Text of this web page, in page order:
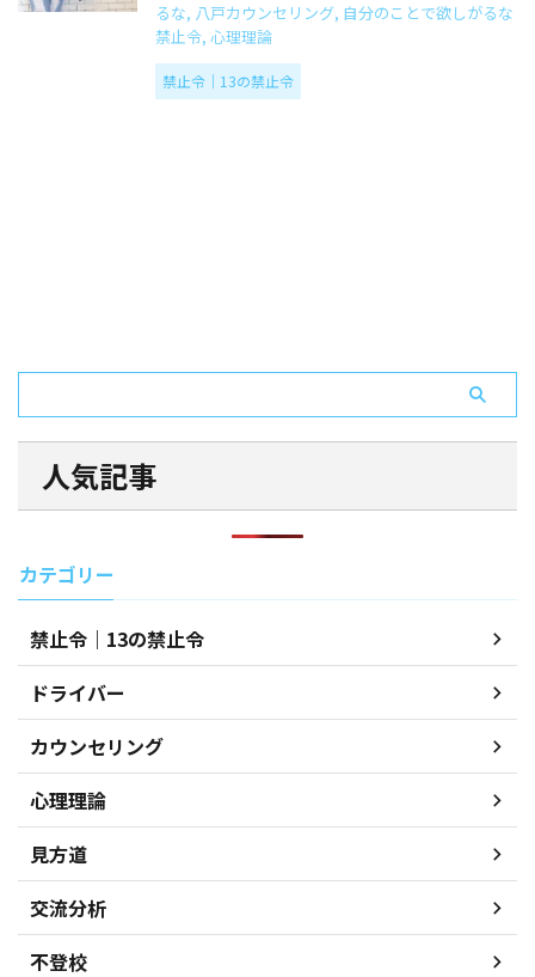
るな, 八戸カウンセリング, 自分のことで欲しがるな
禁止令, 心理理論
禁止令｜13の禁止令
人気記事
カテゴリー
禁止令｜13の禁止令
ドライバー
カウンセリング
心理理論
見方道
交流分析
不登校